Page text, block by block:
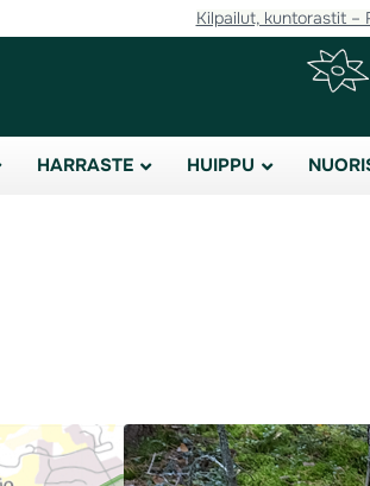
Kilpailut, kuntorastit –
HARRASTE HUIPPU